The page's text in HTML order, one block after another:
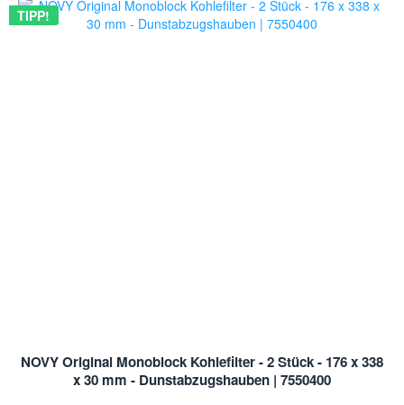
TIPP!
NOVY Original Monoblock Kohlefilter - 2 Stück - 176 x 338
x 30 mm - Dunstabzugshauben | 7550400